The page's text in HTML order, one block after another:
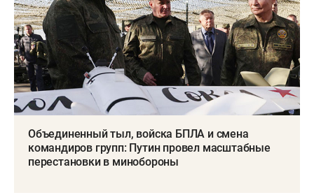
Объединенный тыл, войска БПЛА и смена
командиров групп: Путин провел масштабные
перестановки в минобороны